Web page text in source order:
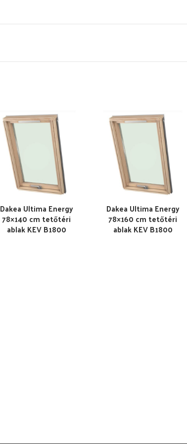
Dakea Ultima Energy
78×140 cm tetőtéri
ablak KEV B1800
Dakea Ultima Energy
78×160 cm tetőtéri
ablak KEV B1800